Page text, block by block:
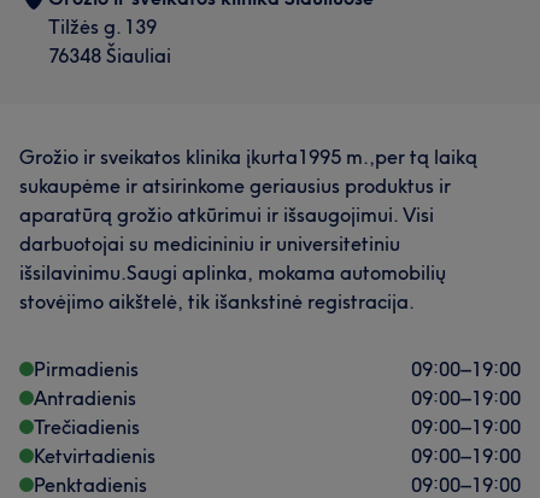
Tilžės g. 139
76348 Šiauliai
Grožio ir sveikatos klinika įkurta1995 m.,per tą laiką
sukaupėme ir atsirinkome geriausius produktus ir
aparatūrą grožio atkūrimui ir išsaugojimui. Visi
darbuotojai su medicininiu ir universitetiniu
išsilavinimu.Saugi aplinka, mokama automobilių
stovėjimo aikštelė, tik išankstinė registracija.
Pirmadienis 09:00–19:00
Antradienis
09:00–19:00
Trečiadienis
09:00–19:00
Ketvirtadienis
09:00–19:00
Penktadienis
09:00–19:00